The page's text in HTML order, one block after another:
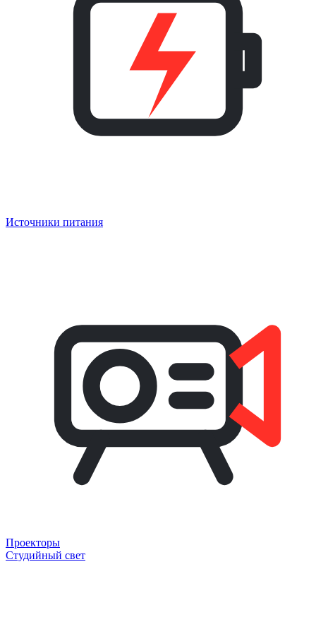
Источники питания
Проекторы
Студийный свет